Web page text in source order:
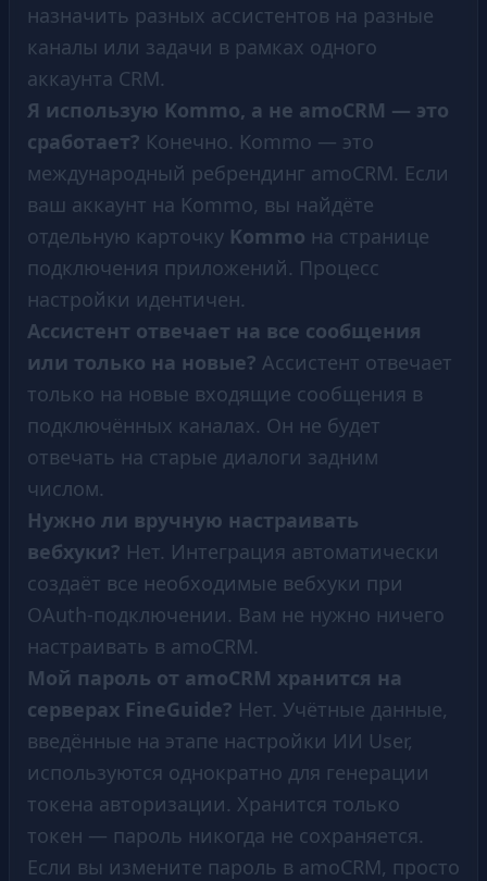
назначить разных ассистентов на разные
каналы или задачи в рамках одного
аккаунта CRM.
Я использую Kommo, а не amoCRM — это
сработает? Конечно. Kommo — это
международный ребрендинг amoCRM. Если
ваш аккаунт на Kommo, вы найдёте
отдельную карточку Kommo на странице
подключения приложений. Процесс
настройки идентичен.
Ассистент отвечает на все сообщения
или только на новые? Ассистент отвечает
только на новые входящие сообщения в
подключённых каналах. Он не будет
отвечать на старые диалоги задним
числом.
Нужно ли вручную настраивать
вебхуки? Нет. Интеграция автоматически
создаёт все необходимые вебхуки при
OAuth-подключении. Вам не нужно ничего
настраивать в amoCRM.
Мой пароль от amoCRM хранится на
серверах FineGuide? Нет. Учётные данные,
введённые на этапе настройки ИИ User,
используются однократно для генерации
токена авторизации. Хранится только
токен — пароль никогда не сохраняется.
Если вы измените пароль в amoCRM, просто